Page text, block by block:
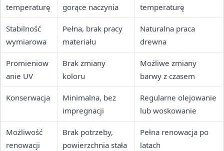
temperaturę
gorące naczynia
temperaturę
Stabilność
wymiarowa
Pełna, brak pracy
materiału
Naturalna praca
drewna
Promieniow
anie UV
Brak zmiany
koloru
Możliwe zmiany
barwy z czasem
Konserwacja
Minimalna, bez
impregnacji
Regularne olejowanie
lub woskowanie
Możliwość
renowacji
Brak potrzeby,
powierzchnia stała
Pełna renowacja po
latach